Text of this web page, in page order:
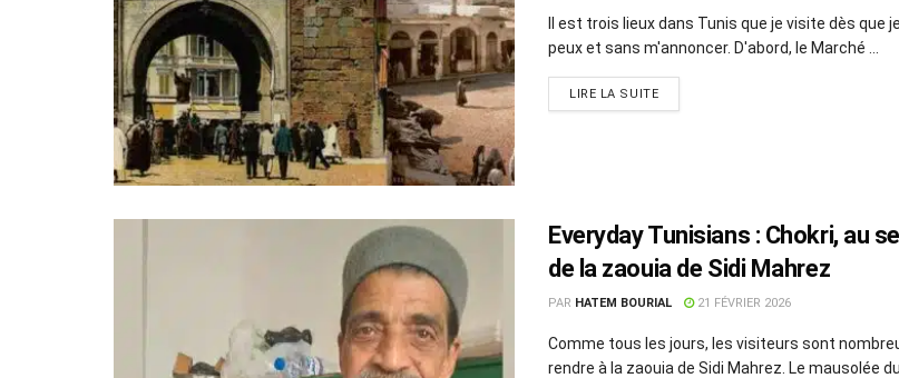
Il est trois lieux dans Tunis que je visite dès que
peux et sans m'annoncer. D'abord, le Marché ...
LIRE LA SUITE
Everyday Tunisians : Chokri, au
de la zaouia de Sidi Mahrez
PAR HATEM BOURIAL 21 FÉVRIER 2026
Comme tous les jours, les visiteurs sont
rendre à la zaouia de Sidi Mahrez. Le mausolée du